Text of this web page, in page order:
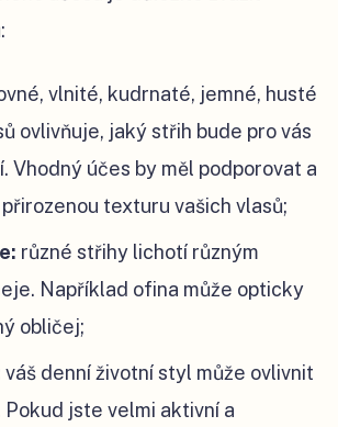
vlnité, kudrnaté, jemné, husté
ovlivňuje, jaký střih bude pro vás
Vhodný účes by měl podporovat a
texturu vašich vlasů;
různé střihy lichotí různým
Například ofina může opticky
obličej;
váš denní životní styl může ovlivnit
jste velmi aktivní a